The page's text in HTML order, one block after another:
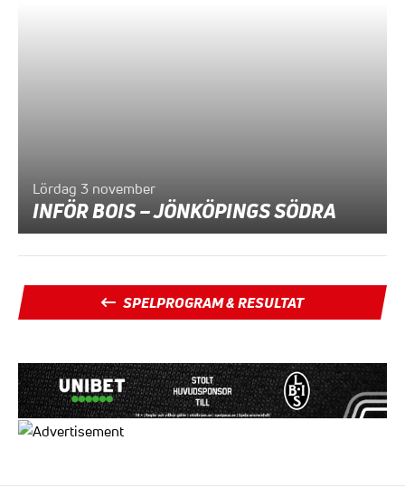
Lördag 3 november
INFÖR BOIS – JÖNKÖPINGS SÖDRA
SPELPROGRAM & RESULTAT